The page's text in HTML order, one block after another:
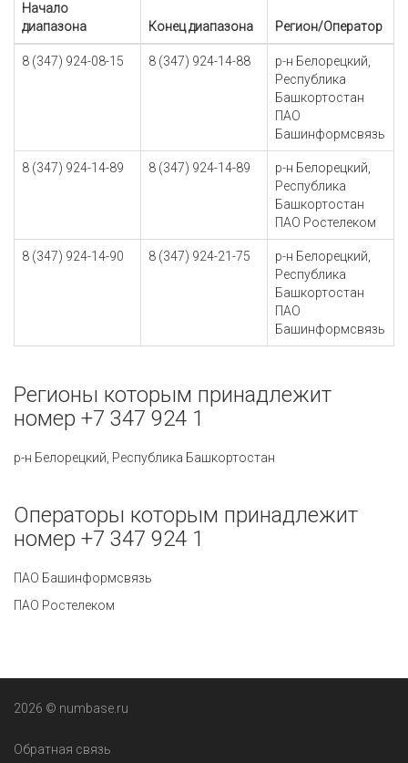
Начало
диапазона
Конец диапазона Регион/Оператор
8 (347) 924-08-15 8 (347) 924-14-88
р-н Белорецкий,
Республика
Башкортостан
ПАО
Башинформсвязь
8 (347) 924-14-89 8 (347) 924-14-89
р-н Белорецкий,
Республика
Башкортостан
ПАО Ростелеком
8 (347) 924-14-90 8 (347) 924-21-75
р-н Белорецкий,
Республика
Башкортостан
ПАО
Башинформсвязь
Регионы которым принадлежит
номер +7 347 924 1
р-н Белорецкий, Республика Башкортостан
Операторы которым принадлежит
номер +7 347 924 1
ПАО Башинформсвязь
ПАО Ростелеком
2026 © numbase.ru
Обратная связь